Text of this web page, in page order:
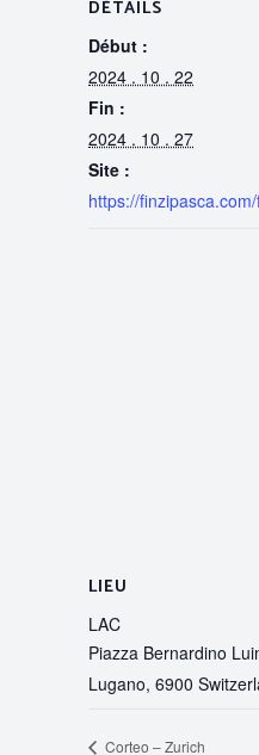
DÉTAILS
Début :
2024 . 10 . 22
Fin :
2024 . 10 . 27
Site :
https://
LIEU
LAC
Piazza Bernardino
Lugano, 6900
Corteo – Zurich